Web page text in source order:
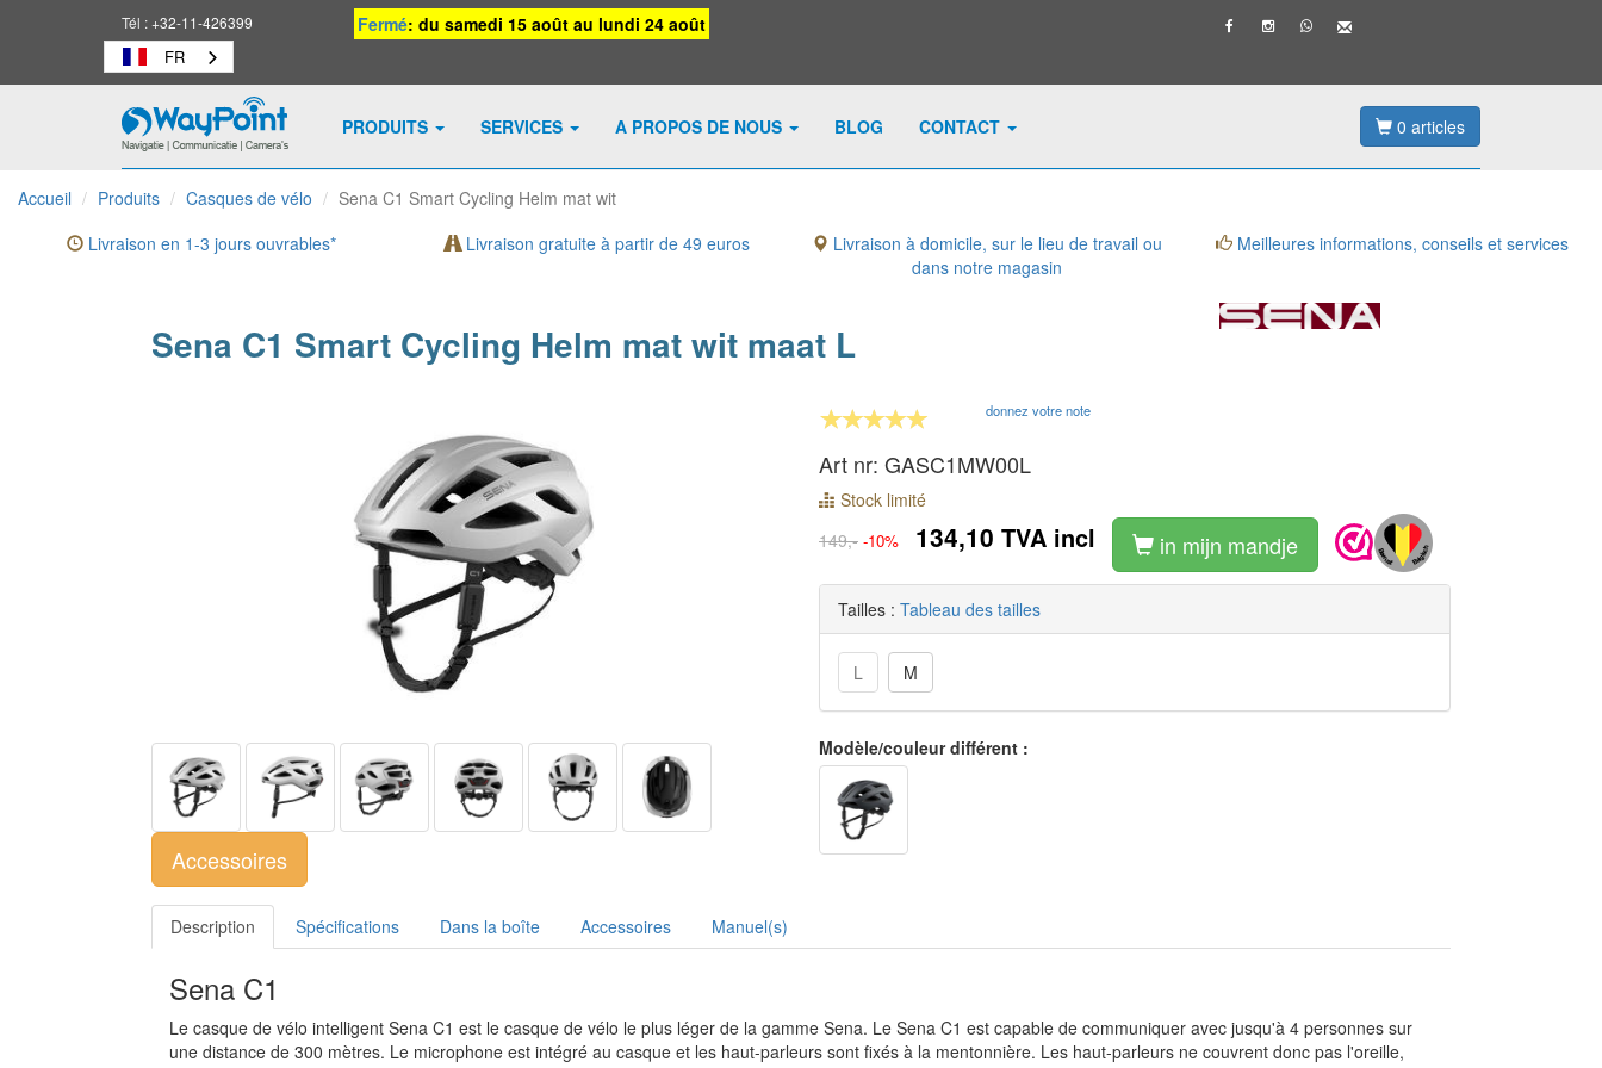
Tél :+32-11-426399 Fermé: du samedi 15 août au lundi 24 août
FR
Waypoint
vers
la
page
PRODUITS SERVICES A PROPOS DE NOUS BLOG CONTACT 0 articles
Accueil Produits Casques de vélo
Sena C1 Smart Cycling Helm mat wit
Livraison en 1-3 jours ouvrables*
Livraison gratuite à partir de 49 euros
Livraison à domicile, sur le lieu de travail ou
dans notre magasin
Meilleures informations, conseils et services
Sena C1 Smart Cycling Helm mat wit maat L
Accessoires
donnez votre note
Art nr: GASC1MW00L
Stock limité
149,- -10% 134,10 TVA incl in mijn mandje
Tailles : Tableau des tailles
L M
Modèle/couleur différent :
Description Spécifications Dans la boîte Accessoires Manuel(s)
Sena C1
Le casque de vélo intelligent Sena C1 est le casque de vélo le plus léger de la gamme Sena. Le Sena C1 est capable de communiquer avec jusqu'à 4 personnes sur
une distance de 300 mètres. Le microphone est intégré au casque et les haut-parleurs sont fixés à la mentonnière. Les haut-parleurs ne couvrent donc pas l'oreille,